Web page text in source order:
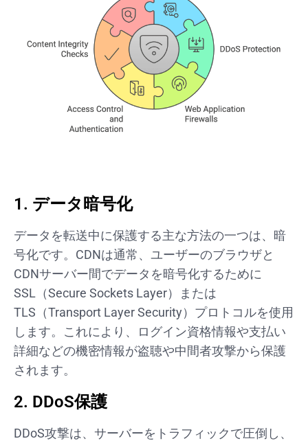
1. データ暗号化
データを転送中に保護する主な方法の一つは、暗
号化です。CDNは通常、ユーザーのブラウザと
CDNサーバー間でデータを暗号化するために
SSL（Secure Sockets Layer）または
TLS（Transport Layer Security）プロトコルを使用
します。これにより、ログイン資格情報や支払い
詳細などの機密情報が盗聴や中間者攻撃から保護
されます。
2. DDoS保護
DDoS攻撃は、サーバーをトラフィックで圧倒し、